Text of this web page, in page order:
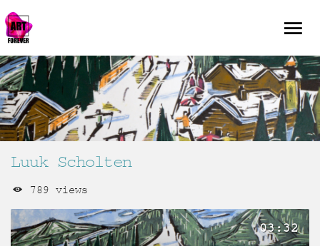
Luuk Scholten
789 views
03:32